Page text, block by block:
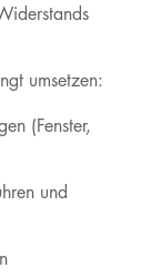
umsetzen:
(Fenster,
und